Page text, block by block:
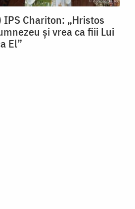
IPS Chariton: „Hristos
și vrea ca fiii Lui
El”